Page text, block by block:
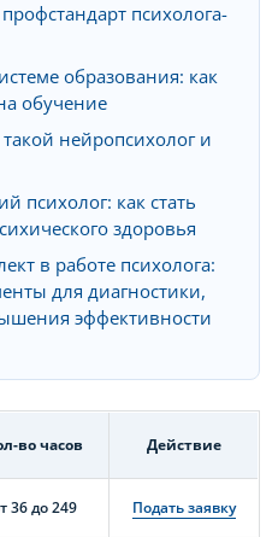
психолога-
образования: как
обучение
нейропсихолог и
психолог: как стать
здоровья
в работе психолога:
для диагностики,
эффективности
во часов Действие
36 до 249 Подать заявку